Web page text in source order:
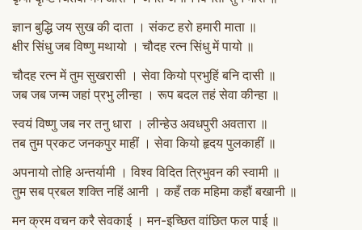
ज्ञान बुद्धि जय सुख की दाता । संकट हरो हमारी माता ॥
क्षीर सिंधु जब विष्णु मथायो । चौदह रत्न सिंधु में पायो ॥
चौदह रत्न में तुम सुखरासी । सेवा कियो प्रभुहिं बनि दासी ॥
जब जब जन्म जहां प्रभु लीन्हा । रूप बदल तहं सेवा कीन्हा ॥
स्वयं विष्णु जब नर तनु धारा । लीन्हेउ अवधपुरी अवतारा ॥
तब तुम प्रकट जनकपुर माहीं । सेवा कियो हृदय पुलकाहीं ॥
अपनायो तोहि अन्तर्यामी । विश्व विदित त्रिभुवन की स्वामी ॥
तुम सब प्रबल शक्ति नहिं आनी । कहँ तक महिमा कहौं बखानी ॥
मन क्रम वचन करै सेवकाई । मन-इच्छित वांछित फल पाई ॥